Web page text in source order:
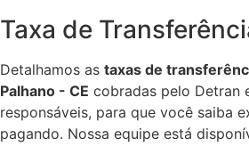
Taxa de
Detalhamos as taxas de
Palhano - CE cobradas pelo Detran
responsáveis, para que você saiba
pagando. Nossa equipe está